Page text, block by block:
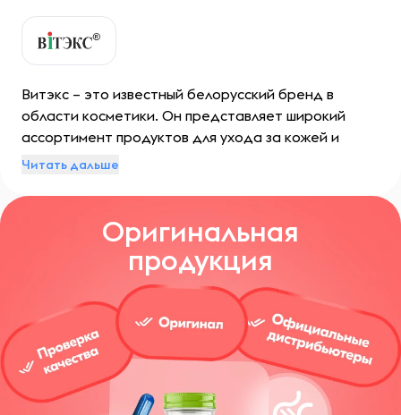
Витэкс – это известный белорусский бренд в
области косметики. Он представляет широкий
ассортимент продуктов для ухода за кожей и
волосами. Компания заслужила свою репутацию
использованию натуральных ингредиентов.
Читать дальше
Оригинальная
продукция